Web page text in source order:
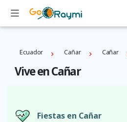
Ecuador Cañar Cañar
Vive en Cañar
Fiestas en Cañar